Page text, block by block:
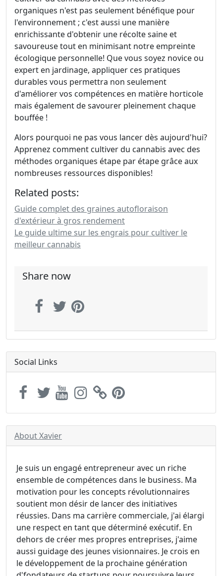
organiques n'est pas seulement bénéfique pour
l'environnement ; c'est aussi une manière
enrichissante d'obtenir une récolte saine et
savoureuse tout en minimisant notre empreinte
écologique personnelle! Que vous soyez novice ou
expert en jardinage, appliquer ces pratiques
durables vous permettra non seulement
d'améliorer vos compétences en matière horticole
mais également de savourer pleinement chaque
bouffée !
Alors pourquoi ne pas vous lancer dès aujourd'hui?
Apprenez comment cultiver du cannabis avec des
méthodes organiques étape par étape grâce aux
nombreuses ressources disponibles!
Related posts:
Guide complet des graines autofloraison
d'extérieur à gros rendement
Le guide ultime sur les engrais pour cultiver le
meilleur cannabis
Share now
Social Links
About Xavier
Je suis un engagé entrepreneur avec un riche
ensemble de compétences dans le business. Ma
motivation pour les concepts révolutionnaires
soutient mon désir de lancer des initiatives
réussies. Dans ma carrière commerciale, j'ai élargi
une respect en tant que déterminé exécutif. En
dehors de créer mes propres entreprises, j'aime
aussi guidage des jeunes visionnaires. Je crois en
le développement de la prochaine génération